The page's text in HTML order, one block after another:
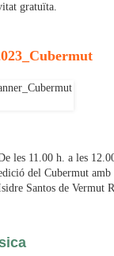
gratuïta.
les 11.00 h. a les
del Cubermut amb
Santos de Vermut